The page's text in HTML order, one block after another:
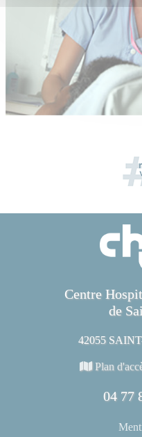
Centre
de
42055
Plan
04 77